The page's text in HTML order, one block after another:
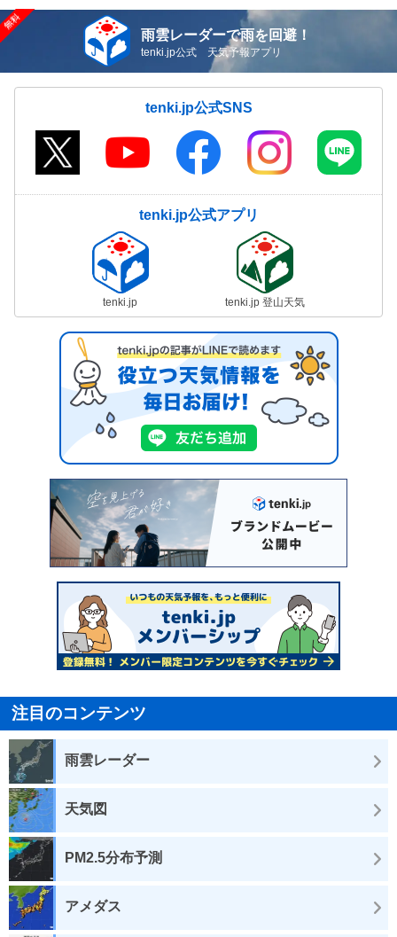
雨雲レーダーで雨を回避！
tenki.jp公式 天気予報アプリ
tenki.jp公式SNS
tenki.jp公式アプリ
tenki.jp tenki.jp 登山天気
注目のコンテンツ
雨雲レーダー
天気図
PM2.5分布予測
アメダス